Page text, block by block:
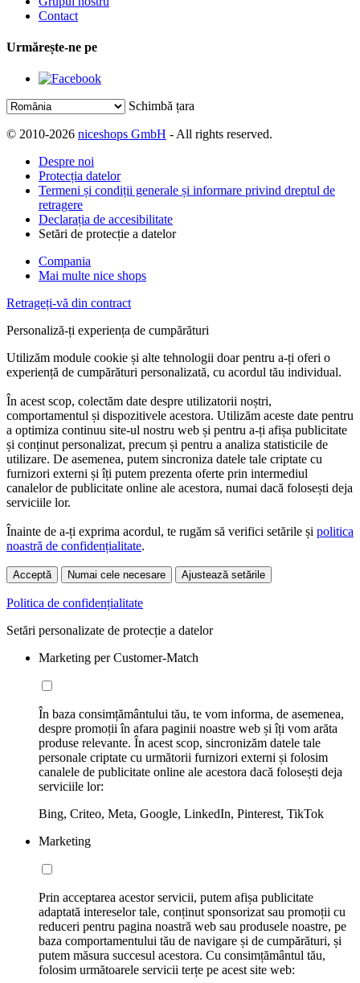
Contact
Urmărește-ne pe
Schimbă țara
© 2010-2026 niceshops GmbH - All rights reserved.
Despre noi
Protecția datelor
Termeni și condiții generale și informare privind dreptul de
retragere
Declarația de accesibilitate
Setări de protecție a datelor
Compania
Mai multe nice shops
Retrageți-vă din contract
Personaliză-ți experiența de cumpărături
Utilizăm module cookie și alte tehnologii doar pentru a-ți oferi o
experiență de cumpărături personalizată, cu acordul tău individual.
În acest scop, colectăm date despre utilizatorii noștri,
comportamentul și dispozitivele acestora. Utilizăm aceste date pentru
a optimiza continuu site-ul nostru web și pentru a-ți afișa publicitate
și conținut personalizat, precum și pentru a analiza statisticile de
utilizare. De asemenea, putem sincroniza datele tale criptate cu
furnizori externi și îți putem prezenta oferte prin intermediul
canalelor de publicitate online ale acestora, numai dacă folosești deja
serviciile lor.
Înainte de a-ți exprima acordul, te rugăm să verifici setările și politica
noastră de confidențialitate.
Acceptă Numai cele necesare Ajustează setările
Politica de confidențialitate
Setări personalizate de protecție a datelor
Marketing per Customer-Match
În baza consimțământului tău, te vom informa, de asemenea,
despre promoții în afara paginii noastre web și îți vom arăta
produse relevante. În acest scop, sincronizăm datele tale
personale criptate cu următorii furnizori externi și folosim
canalele de publicitate online ale acestora dacă folosești deja
serviciile lor:
Bing, Criteo, Meta, Google, LinkedIn, Pinterest, TikTok
Marketing
Prin acceptarea acestor servicii, putem afișa publicitate
adaptată intereselor tale, conținut sponsorizat sau promoții cu
reduceri pentru pagina noastră web sau produsele noastre, pe
baza comportamentului tău de navigare și de cumpărături, și
putem măsura succesul acestora. Cu consimțământul tău,
folosim următoarele servicii terțe pe acest site web: